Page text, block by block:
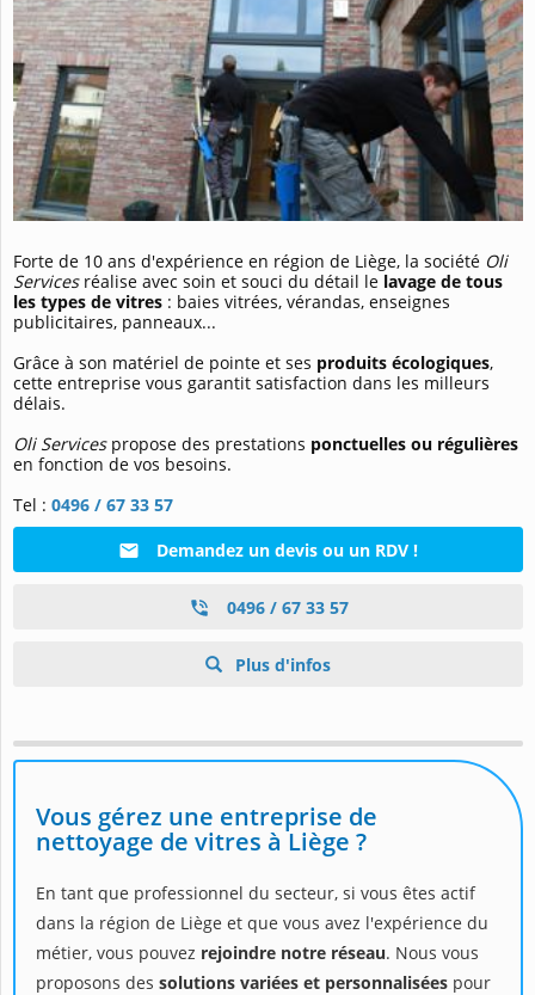
Forte de 10 ans d'expérience en région de Liège, la société Oli
Servicesréalise avec soin et souci du détail le lavage de tous
les types de vitres : baies vitrées, vérandas, enseignes
publicitaires, panneaux...
Grâce à son matériel de pointe et ses produits écologiques,
cette entreprise vous garantit satisfaction dans les milleurs
délais.
Oli Servicespropose des prestations ponctuelles ou régulières
en fonction de vos besoins.
Tel : 0496 / 67 33 57
Demandez un devis ou un RDV !
0496 / 67 33 57
Plus d'infos
Vous gérez une entreprise de
nettoyage de vitres à Liège ?
En tant que professionnel du secteur, si vous êtes actif
dans la région de Liège et que vous avez l'expérience du
métier, vous pouvez rejoindre notre réseau. Nous vous
proposons des solutions variées et personnalisées pour